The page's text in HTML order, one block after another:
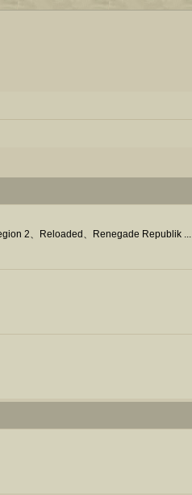
2、Reloaded、Renegade Republik ...